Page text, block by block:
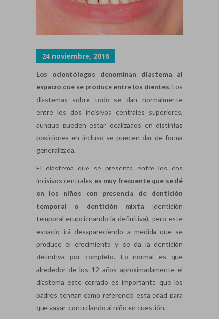
24 noviembre, 2016
Los odontólogos denominan diastema al
espacio que se produce entre los dientes. Los
diastemas sobre todo se dan normalmente
entre los dos incisivos centrales superiores,
aunque pueden estar localizados en distintas
posiciones en incluso se pueden dar de forma
generalizada.
El diastema que se presenta entre los dos
incisivos centrales es muy frecuente que se dé
en los niños con presencia de dentición
temporal o dentición mixta (dentición
temporal erupcionando la definitiva), pero este
espacio irá desapareciendo a medida que se
produce el crecimiento y se da la dentición
definitiva por completo. Lo normal es que
alrededor de los 12 años aproximadamente el
diastema este cerrado es importante que los
padres tengan como referencia esta edad para
que vayan controlando al niño en cuestión.